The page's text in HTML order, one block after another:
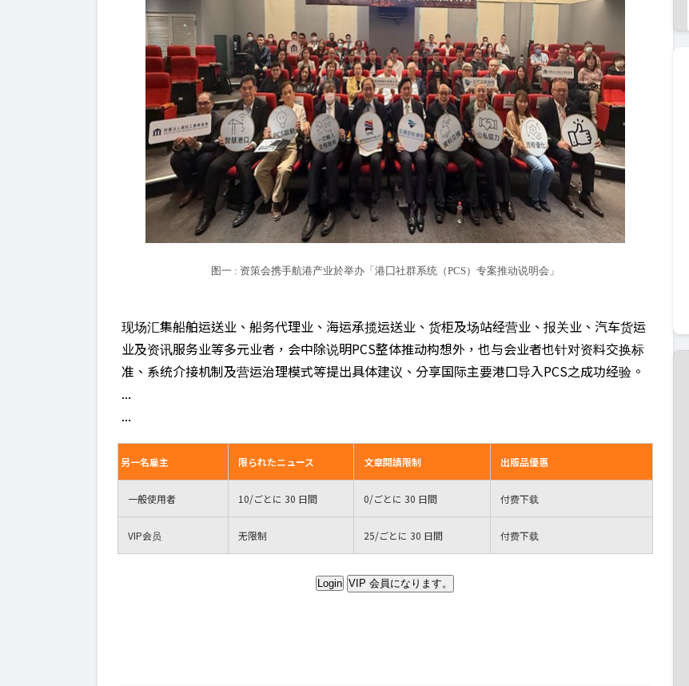
图一 : 资策会携手航港产业於举办「港囗社群系统（PCS）专案推动说明会」
现场汇集船舶运送业、船务代理业、海运承揽运送业、货柜及场站经营业、报关业、汽车货运
业及资讯服务业等多元业者，会中除说明PCS整体推动构想外，也与会业者也针对资料交换标
准、系统介接机制及营运治理模式等提出具体建议、分享国际主要港囗导入PCS之成功经验。
...
...
另一名雇主 限られたニュース 文章閱讀限制 出版品優惠
一般使用者 10/ごとに 30 日間 0/ごとに 30 日間 付费下载
VIP会员 无限制 25/ごとに 30 日間 付费下载
Login VIP 会員になります。